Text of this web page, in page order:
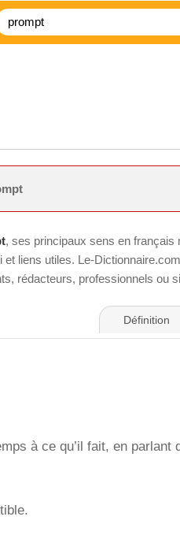
, ses principaux sens en français
liens utiles. Le-
rédacteurs, professionnels ou
Définition
à ce qu’il fait, en parlant